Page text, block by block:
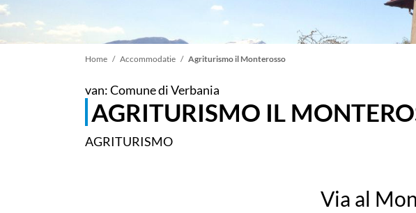
Kruimelpad
Home Accommodatie Agriturismo il Monterosso
van: Comune di Verbania
AGRITURISMO IL
AGRITURISMO
Via al